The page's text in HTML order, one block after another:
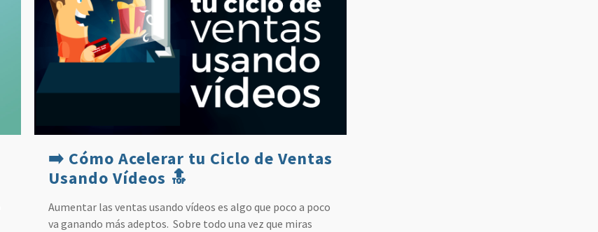
➡️ Cómo Acelerar tu Ciclo de Ventas
Usando Vídeos 🔝
Aumentar las ventas usando vídeos es algo que poco a poco
va ganando más adeptos. Sobre todo una vez que miras